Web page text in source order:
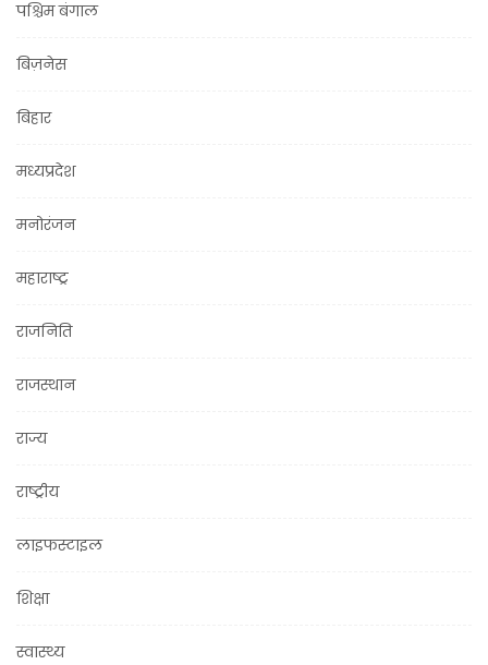
पश्चिम बंगाल
बिज़नेस
बिहार
मध्यप्रदेश
मनोरंजन
महाराष्ट्र
राजनिति
राजस्थान
राज्य
राष्ट्रीय
लाइफस्टाइल
शिक्षा
स्वास्थ्य